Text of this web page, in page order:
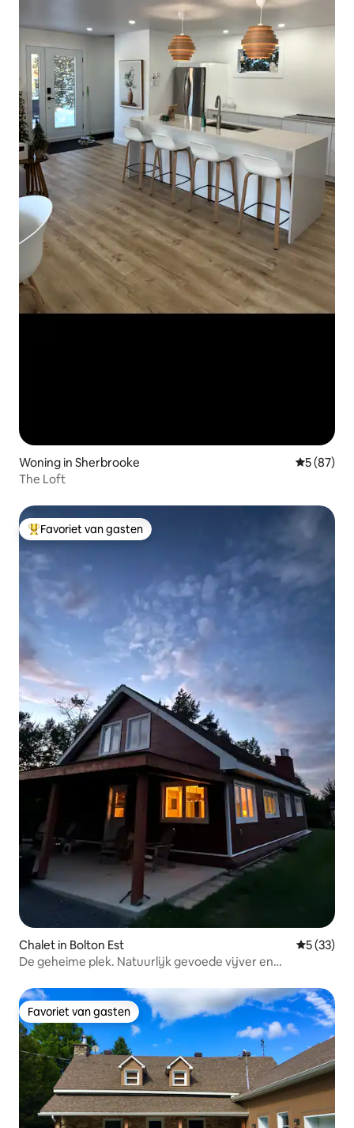
Woning in Sherbrooke
5 (87)
The Loft
Topfavoriet van gasten
Favoriet van gasten
Chalet in Bolton Est
5 (33)
De geheime plek. Natuurlijk gevoede vijver en
Favoriet van gasten
Favoriet van gasten